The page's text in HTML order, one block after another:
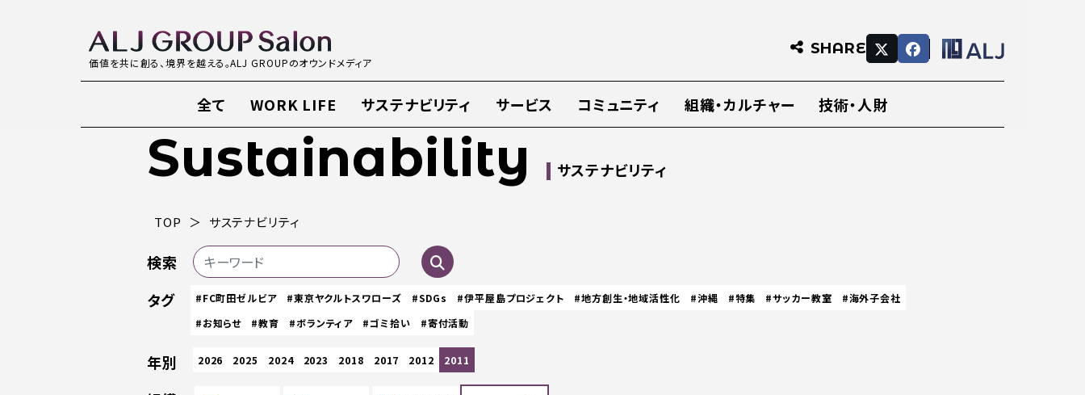
価値を共に創る、境界を越える。ALJ GROUPのオウンドメディア
SHARE
全て WORK LIFE サステナビリティ サービス コミュニティ 組織・カルチャー 技術・人財
Sustainability サステナビリティ
TOP サステナビリティ
検索
タグ
#FC町田ゼルビア #東京ヤクルトスワローズ #SDGs #伊平屋島プロジェクト #地方創生・地域活性化 #沖縄 #特集 #サッカー教室
#海外子会社
#お知らせ
#教育 #ボランティア #ゴミ拾い #寄付活動
年別 2026 2025 2024 2023 2018 2017 2012 2011